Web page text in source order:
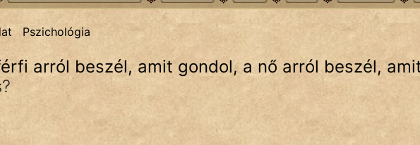
Pszichológia
arról beszél, amit gondol, a nő arról beszél,